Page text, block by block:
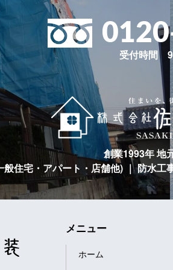
受付時間
創業1993年 地
住宅・アパート・店舗他) ｜ 防水工
メニュー
ホーム